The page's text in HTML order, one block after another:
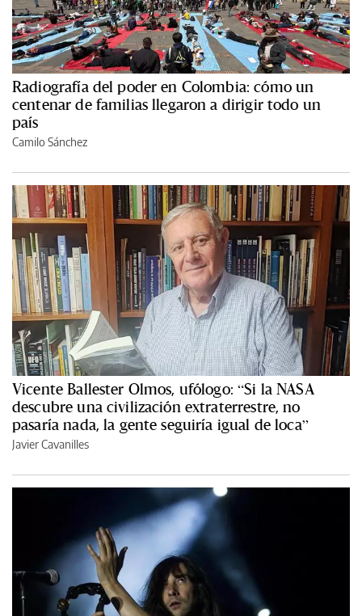
Radiografía del poder en Colombia: cómo un
centenar de familias llegaron a dirigir todo un
país
Camilo Sánchez
Vicente Ballester Olmos, ufólogo: “Si la NASA
descubre una civilización extraterrestre, no
pasaría nada, la gente seguiría igual de loca”
Javier Cavanilles